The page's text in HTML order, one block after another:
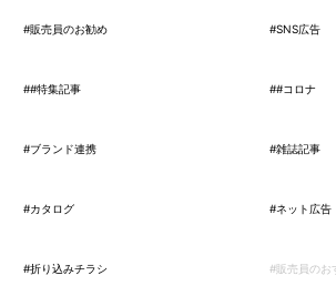
#販売員のお勧め #SNS広告
##特集記事 ##コロナ
#ブランド連携 #雑誌記事
#カタログ #ネット広告
#折り込みチラシ #販売員のお